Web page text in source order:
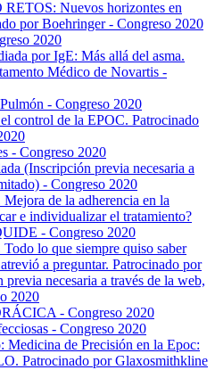
Nuevos horizontes en
por Boehringer - Congreso 2020
2020
por IgE: Más allá del asma.
Médico de Novartis -
- Congreso 2020
control de la EPOC. Patrocinado
- Congreso 2020
(Inscripción previa necesaria a
- Congreso 2020
de la adherencia en la
e individualizar el tratamiento?
- Congreso 2020
lo que siempre quiso saber
a preguntar. Patrocinado por
necesaria a través de la web,
2020
- Congreso 2020
- Congreso 2020
Medicina de Precisión en la Epoc:
Patrocinado por Glaxosmithkline